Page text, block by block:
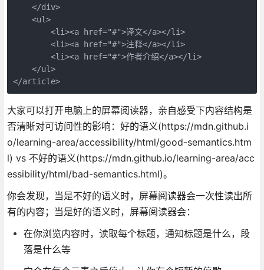
    </div>
    <ul>
        <li><a href="#">译文</a></li>
        <li><a href="#">注释</a></li>
        <li><a href="#">作者介绍</a></li>
    </ul>
</article>
大家可以打开电脑上的屏幕阅读器，亲自感受下内容结构是
否清晰对可访问性的影响：好的语义(https://mdn.github.i
o/learning-area/accessibility/html/good-semantics.htm
l) vs 不好的语义(https://mdn.github.io/learning-area/acc
essibility/html/bad-semantics.html)。
你会发现，当是不好的语义时，屏幕阅读器会一次性读出所
有的内容；当是好的语义时，屏幕阅读器会：
在你浏览内容时，读取每个标题，通知标题是什么，段
落是什么等